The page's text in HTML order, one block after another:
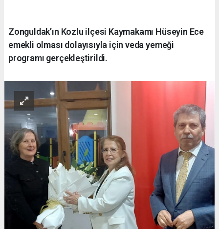
Zonguldak’ın Kozlu ilçesi Kaymakamı Hüseyin Ece
emekli olması dolayısıyla için veda yemeği
programı gerçekleştirildi.